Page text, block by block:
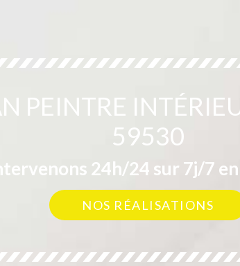
PEINTRE
59530
24h/24 sur 7j/7
NOS RÉALISATIONS